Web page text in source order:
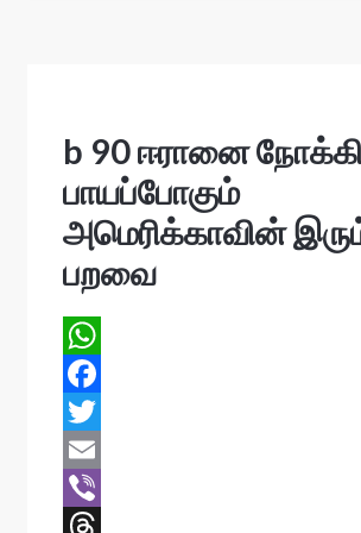
b 90 ஈரானை
பாயப்போகும்
அமெரிக்காவின்
பறவை
W
h
a
t
s
F
a
c
e
T
w
E
m
V